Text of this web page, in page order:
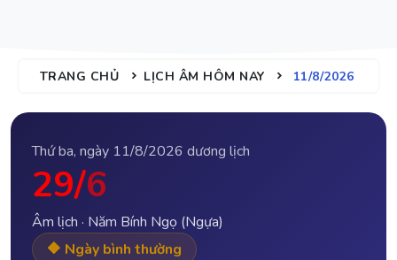
TRANG CHỦ LỊCH ÂM HÔM NAY 11/8/2026
Thứ ba, ngày 11/8/2026 dương lịch
29/6
Âm lịch · Năm Bính Ngọ (Ngựa)
🔶 Ngày bình thường